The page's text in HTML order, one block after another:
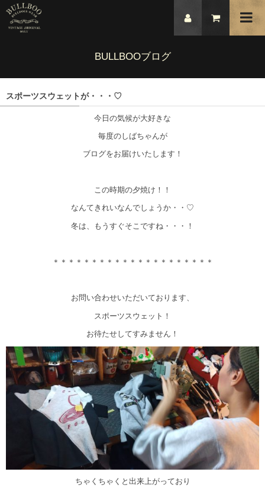
BULLBOOブログ
スポーツスウェットが・・・♡
今日の気候が大好きな
毎度のしばちゃんが
ブログをお届けいたします！
この時期の夕焼け！！
なんてきれいなんでしょうか・・♡
冬は、もうすぐそこですね・・・！
＊＊＊＊＊＊＊＊＊＊＊＊＊＊＊＊＊＊＊＊＊
お問い合わせいただいております、
スポーツスウェット！
お待たせしてすみません！
ちゃくちゃくと出来上がっており